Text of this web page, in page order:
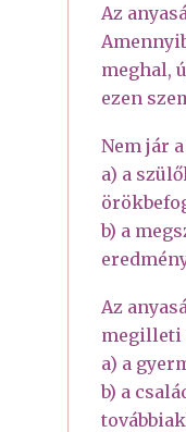
Az
meghal,
ezen
Nem jár
a) a
b) a
Az
megilleti
a) a
b) a